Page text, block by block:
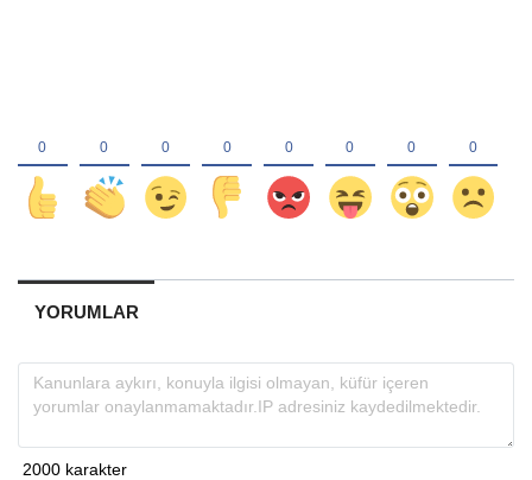
YORUMLAR